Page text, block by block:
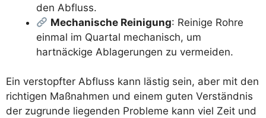
den Abfluss.
Mechanische Reinigung: Reinige Rohre
einmal im Quartal mechanisch, um
hartnäckige Ablagerungen zu vermeiden.
Ein verstopfter Abfluss kann lästig sein, aber mit den
richtigen Maßnahmen und einem guten Verständnis
der zugrunde liegenden Probleme kann viel Zeit und